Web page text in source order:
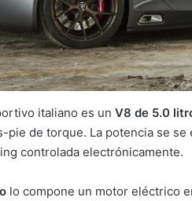
italiano es un V8 de 5.0
pie de torque. La potencia se se
controlada electrónicamente.
lo compone un motor eléctrico